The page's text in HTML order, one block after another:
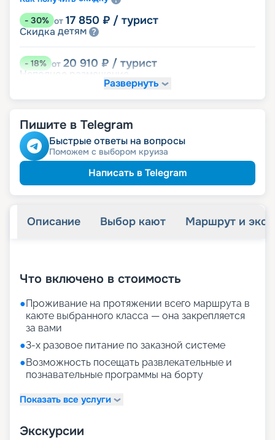
- 30% от 17 850 ₽ / турист
Скидка детям
-18% от 20 910 ₽ / турист
Неполное размещение
Скидка
пенсионерам
Скидка сотрудникам силовых
Развернуть
Пишите в Telegram
Быстрые ответы на вопросы
Поможем с выбором круиза
Написать в Telegram
Описание Выбор кают Маршрут и
Что включено в стоимость
●Проживание на протяжении всего маршрута в
каюте выбранного класса — она закрепляется
за вами
●3-х разовое питание по заказной системе
●Возможность посещать развлекательные и
познавательные программы на борту
Показать все услуги
Экскурсии